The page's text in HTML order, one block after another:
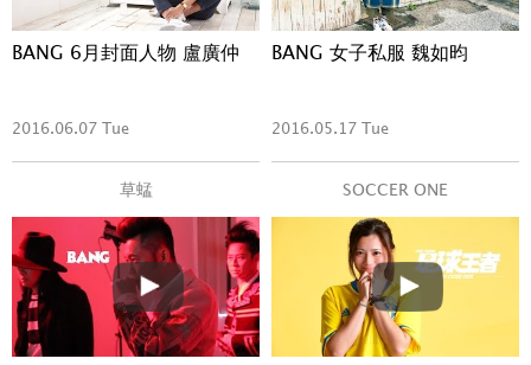
BANG 6月封面人物 盧廣仲
2016.06.07 Tue
BANG 女子私服 魏如昀
2016.05.17 Tue
草蜢 SOCCER ONE